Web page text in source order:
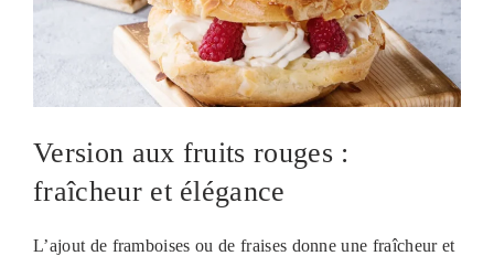
Version aux fruits rouges :
fraîcheur et élégance
L’ajout de framboises ou de fraises donne une fraîcheur et